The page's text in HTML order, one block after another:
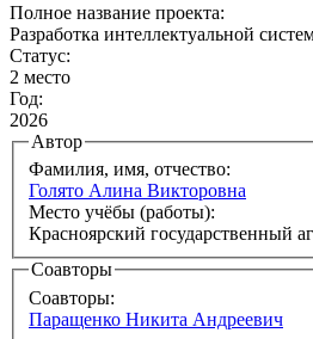
Полное название проекта:
Разработка интеллектуальной
Статус:
2 место
Год:
2026
Автор
Фамилия, имя, отчество:
Голято Алина Викторовна
Место учёбы (работы):
Красноярский государственный
Соавторы
Соавторы:
Паращенко Никита Андреевич